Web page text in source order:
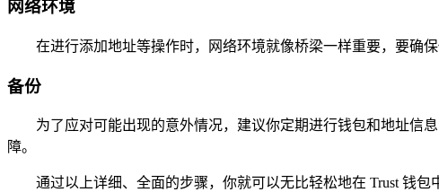
网络环境
在进行添加地址等操作时，网络环境就像桥梁一样重要，要确
备份
为了应对可能出现的意外情况，建议你定期进行钱包和地址信
障。
通过以上详细、全面的步骤，你就可以无比轻松地在 Trust 钱